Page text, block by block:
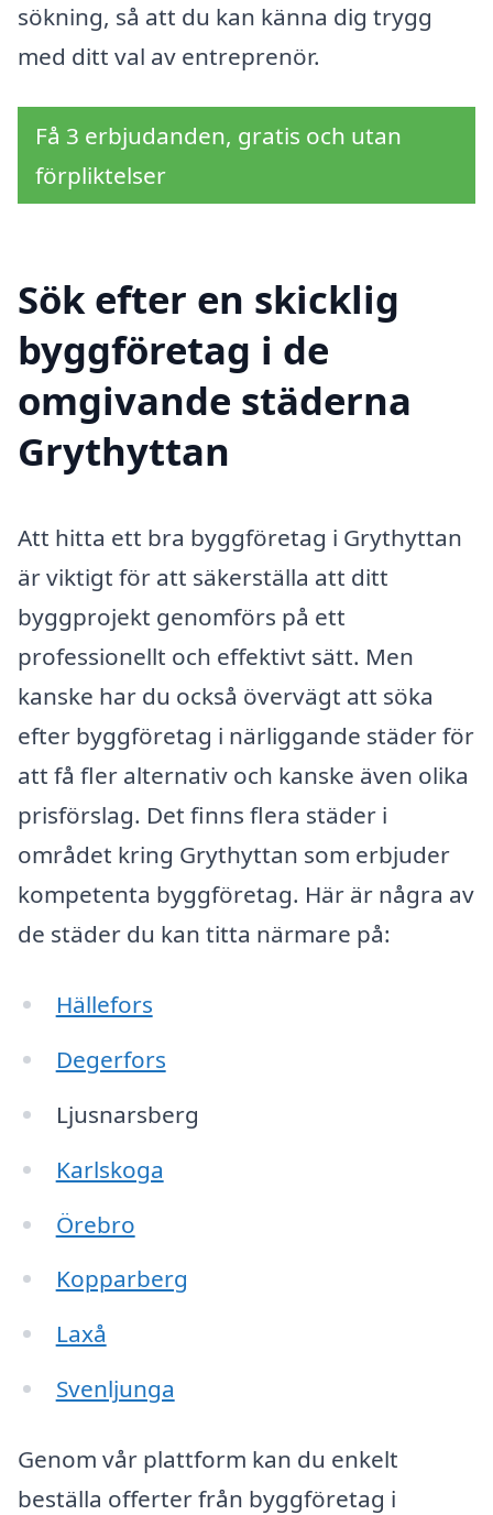
sökning, så att du kan känna dig trygg
med ditt val av entreprenör.
Få 3 erbjudanden, gratis och utan
förpliktelser
Sök efter en skicklig
byggföretag i de
omgivande städerna
Grythyttan
Att hitta ett bra byggföretag i Grythyttan
är viktigt för att säkerställa att ditt
byggprojekt genomförs på ett
professionellt och effektivt sätt. Men
kanske har du också övervägt att söka
efter byggföretag i närliggande städer för
att få fler alternativ och kanske även olika
prisförslag. Det finns flera städer i
området kring Grythyttan som erbjuder
kompetenta byggföretag. Här är några av
de städer du kan titta närmare på:
Hällefors
Degerfors
Ljusnarsberg
Karlskoga
Örebro
Kopparberg
Laxå
Svenljunga
Genom vår plattform kan du enkelt
beställa offerter från byggföretag i